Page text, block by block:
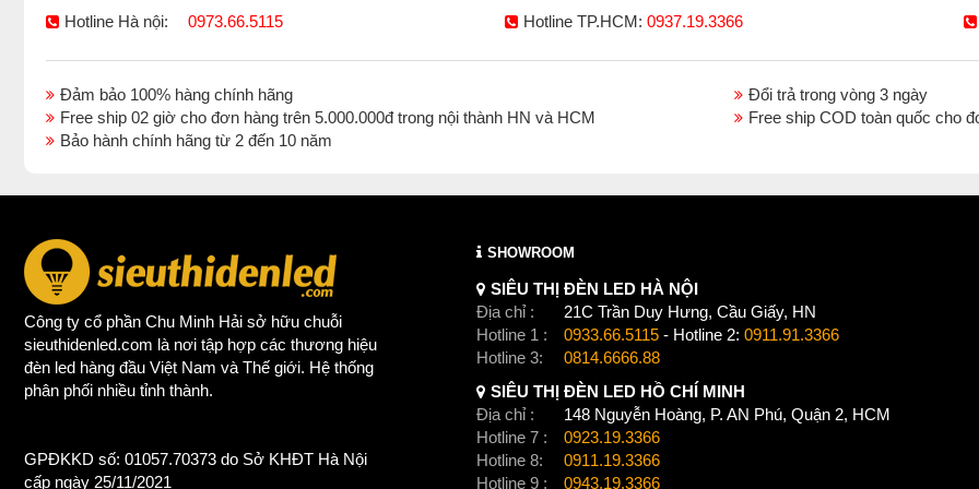
Hotline Hà nội: 0973.66.5115 Hotline TP.HCM: 0937.19.3366
Đảm bảo 100% hàng chính hãng
Đổi trả trong vòng 3 ngày
Free ship 02 giờ cho đơn hàng trên 5.000.000đ trong nội thành HN và HCM
Free ship COD toàn quốc cho
Bảo hành chính hãng từ 2 đến 10 năm
Công ty cổ phần Chu Minh Hải sở hữu chuỗi
sieuthidenled.com là nơi tập hợp các thương hiệu
đèn led hàng đầu Việt Nam và Thế giới. Hệ thống
phân phối nhiều tỉnh thành.
GPĐKKD số: 01057.70373 do Sở KHĐT Hà Nội
cấp ngày 25/11/2021
SHOWROOM
SIÊU THỊ ĐÈN LED HÀ NỘI
Địa chỉ :
21C Trần Duy Hưng, Cầu Giấy, HN
Hotline 1 :
0933.66.5115 - Hotline 2: 0911.91.3366
Hotline 3:
0814.6666.88
SIÊU THỊ ĐÈN LED HỒ CHÍ MINH
Địa chỉ :
148 Nguyễn Hoàng, P. AN Phú, Quận 2, HCM
Hotline 7 :
0923.19.3366
Hotline 8:
0911.19.3366
Hotline 9 :
0943.19.3366